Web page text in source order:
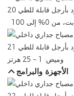
وميض: 1 – 25 هرتز
الأجهزة والبرامج